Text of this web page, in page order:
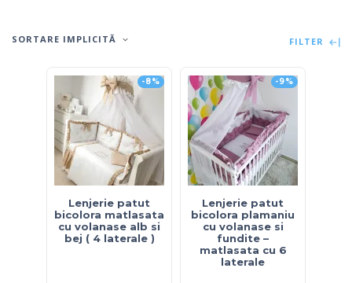
SORTARE IMPLICITĂ FILTER
-8%
Lenjerie patut
bicolora matlasata
cu volanase alb si
bej ( 4 laterale )
-9%
Lenjerie patut
bicolora plamaniu
cu volanase si
fundite –
matlasata cu 6
laterale